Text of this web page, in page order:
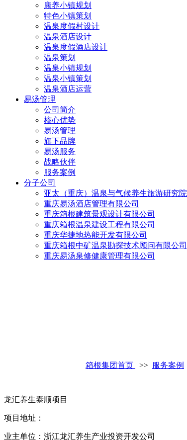
康养小镇规划
特色小镇策划
温泉度假村设计
温泉酒店设计
温泉度假酒店设计
温泉策划
温泉小镇规划
温泉小镇策划
温泉酒店运营
易汤管理
公司简介
核心优势
易汤管理
旗下品牌
易汤服务
战略伙伴
服务案例
分子公司
亚太（重庆）温泉与气候养生旅游研究院
重庆易汤酒店管理有限公司
重庆箱根建筑景观设计有限公司
重庆箱根温泉建设工程有限公司
重庆华捷地热能开发有限公司
重庆箱根中矿温泉勘探技术顾问有限公司
重庆易汤泉修健康管理有限公司
箱根集团首页 >> 服务案例
龙汇养生泰顺项目
项目地址：
业主单位：浙江龙汇养生产业投资开发公司